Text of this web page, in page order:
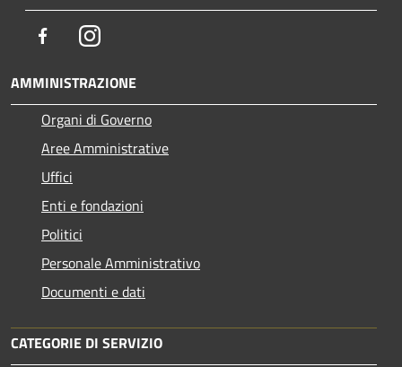
FacebookInstagram
AMMINISTRAZIONE
Organi di Governo
Aree Amministrative
Uffici
Enti e fondazioni
Politici
Personale Amministrativo
Documenti e dati
CATEGORIE DI SERVIZIO